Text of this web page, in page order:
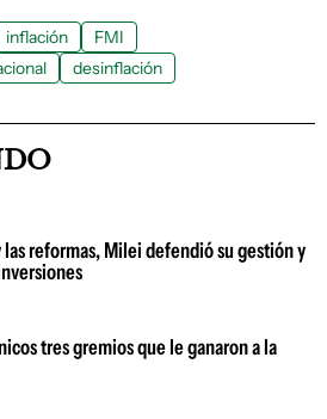
inflación
FMI
desinflación
reformas, Milei defendió su gestión y
tres gremios que le ganaron a la